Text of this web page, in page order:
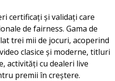
certificați și validați care
de fairness. Gama de
trei mii de jocuri, acoperind
clasice și moderne, titluri
activități cu dealeri live
premii în creștere.